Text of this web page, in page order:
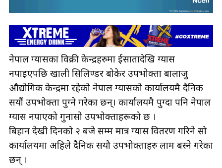
नेपाल ग्यासका विक्री केन्द्रहरुमा दुईसातादेखि ग्यास
नपाइएपछि खाली सिलिण्डर बोकेर उपभोक्ता बालाजु
औद्योगिक केन्द्रमा रहेको नेपाल ग्यासको कार्यालयमै दैनिक
सयौं उपभोक्ता पुग्ने गरेका छन्। कार्यालयमै पुग्दा पनि नेपाल
ग्यास नपाएको गुनासो उपभोक्ताहरूको छ ।
बिहान देखी दिनको २ बजे सम्म मात्र ग्यास वितरण गरिने सो
कार्यालयमा अहिले दैनिक सयौ उपभोक्ताहरु लाम बस्ने गरेका
छन् ।